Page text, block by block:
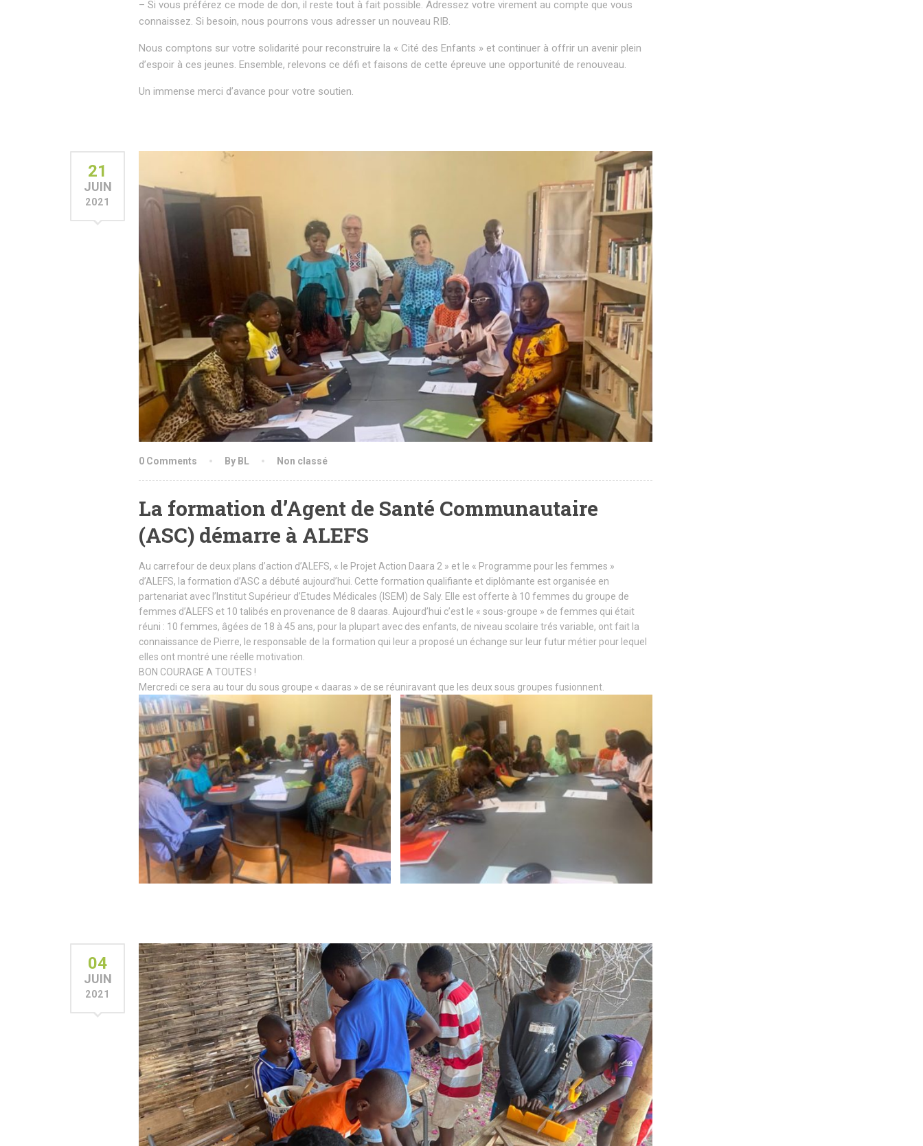
– Si vous préférez ce mode de don, il reste tout à fait possible. Adressez votre virement au compte que vous
connaissez. Si besoin, nous pourrons vous adresser un nouveau RIB.
Nous comptons sur votre solidarité pour reconstruire la « Cité des Enfants » et continuer à offrir un avenir plein
d’espoir à ces jeunes. Ensemble, relevons ce défi et faisons de cette épreuve une opportunité de renouveau.
Un immense merci d’avance pour votre soutien.
21
JUIN
2021
0 Comments By BL Non classé
La formation d’Agent de Santé Communautaire
(ASC) démarre à ALEFS
Au carrefour de deux plans d’action d’ALEFS, « le Projet Action Daara 2 » et le « Programme pour les femmes »
d’ALEFS, la formation d’ASC a débuté aujourd’hui. Cette formation qualifiante et diplômante est organisée en
partenariat avec l’Institut Supérieur d’Etudes Médicales (ISEM) de Saly. Elle est offerte à 10 femmes du groupe de
femmes d’ALEFS et 10 talibés en provenance de 8 daaras. Aujourd’hui c’est le « sous-groupe » de femmes qui était
réuni : 10 femmes, âgées de 18 à 45 ans, pour la plupart avec des enfants, de niveau scolaire trés variable, ont fait la
connaissance de Pierre, le responsable de la formation qui leur a proposé un échange sur leur futur métier pour lequel
elles ont montré une réelle motivation.
BON COURAGE A TOUTES !
Mercredi ce sera au tour du sous groupe « daaras » de se réuniravant que les deux sous groupes fusionnent.
04
JUIN
2021